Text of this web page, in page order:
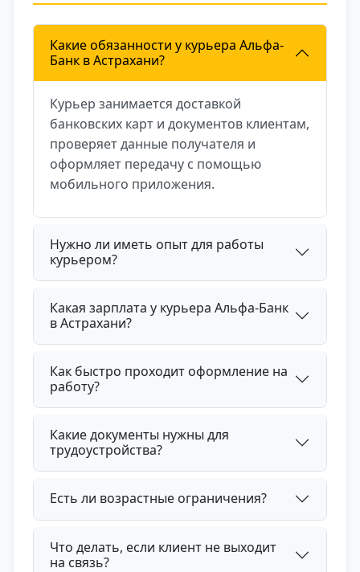
организации, где ценят сотрудников.
Какие обязанности у курьера Альфа-
Банк в Астрахани?
Курьер занимается доставкой
банковских карт и документов клиентам,
проверяет данные получателя и
оформляет передачу с помощью
мобильного приложения.
Нужно ли иметь опыт для работы
курьером?
Какая зарплата у курьера Альфа-Банк
в Астрахани?
Как быстро проходит оформление на
работу?
Какие документы нужны для
трудоустройства?
Есть ли возрастные ограничения?
Что делать, если клиент не выходит
на связь?